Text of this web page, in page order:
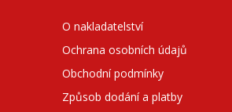
O nakladatelství
Ochrana osobních údajů
Obchodní podmínky
Způsob dodání a platby